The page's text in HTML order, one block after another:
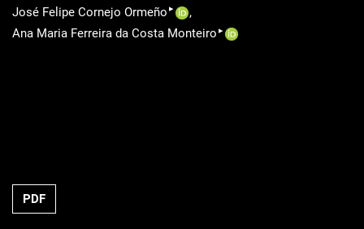
José Felipe Cornejo Ormeño ▸
Ana Maria Ferreira da Costa Monteiro ▸
PDF